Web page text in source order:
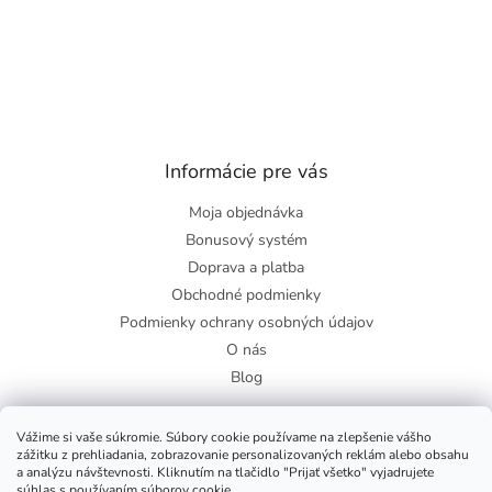
Vážime si vaše súkromie. Súbory cookie používame na zlepšenie vášho
zážitku z prehliadania, zobrazovanie personalizovaných reklám alebo obsahu
a analýzu návštevnosti. Kliknutím na tlačidlo "Prijať všetko" vyjadrujete
Informácie pre vás
Moja objednávka
Bonusový systém
Doprava a platba
Obchodné podmienky
Podmienky ochrany osobných údajov
O nás
Blog
Facebook